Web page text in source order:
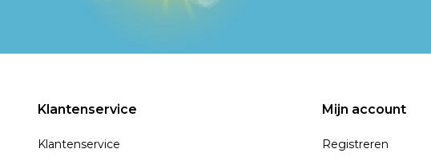
Klantenservice
Klantenservice
Mijn account
Registreren